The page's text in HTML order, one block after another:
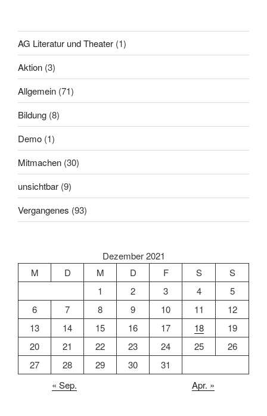
AG Literatur und Theater (1)
Aktion (3)
Allgemein (71)
Bildung (8)
Demo (1)
Mitmachen (30)
unsichtbar (9)
Vergangenes (93)
Dezember 2021
M
D M D F S
S
1
2 3 4
5
6
7 8 9 10 11
12
13
14 15 16 17 18
19
20
21 22 23 24 25
26
27
28 29 30
31
« Sep.
Apr. »